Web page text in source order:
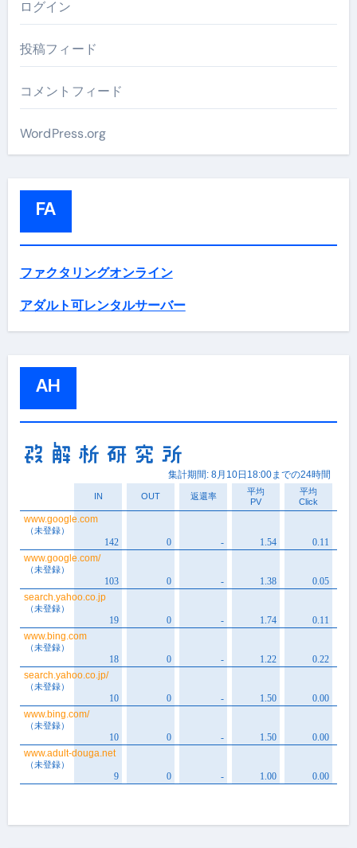
ログイン
投稿フィード
コメントフィード
WordPress.org
FA
ファクタリングオンライン
アダルト可レンタルサーバー
AH